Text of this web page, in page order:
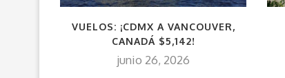
VUELOS: ¡CDMX A VANCOUVER,
CANADÁ $5,142!
junio 26, 2026